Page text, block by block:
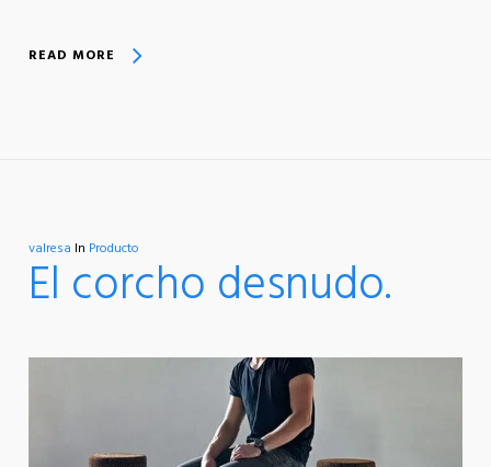
READ MORE
valresa In Producto
El corcho desnudo.